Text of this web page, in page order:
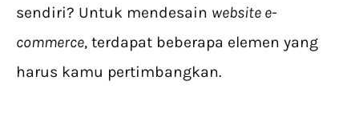
sendiri? Untuk mendesain website e-
commerce, terdapat beberapa elemen yang
harus kamu pertimbangkan.